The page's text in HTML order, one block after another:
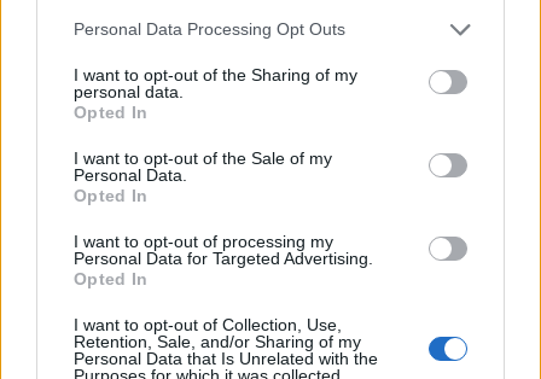
Please note that this website/app uses one or more Google
not limited to your visit or usage behaviour. You may click to
grant or deny consent to Google and its third-party tags to
use your data for below specified purposes in below Google
consent section.
Personal Data Processing Opt Outs
I want to opt-out of the Sharing of my
personal data.
Opted In
I want to opt-out of the Sale of my
Personal Data.
Opted In
I want to opt-out of processing my
Personal Data for Targeted Advertising.
Opted In
I want to opt-out of Collection, Use,
Retention, Sale, and/or Sharing of my
Personal Data that Is Unrelated with the
Purposes for which it was collected.
apró betűkkel van feltüntetve az olaj dobozán, nem
tűnik fel a nem mindig szakértő benzinkutasnak
sem, nem is beszélve az átlag autósról. Tehát a jó
módszer: megnézzük, mit ír a kezelési könyv, és azt a
keresni: (például) AACEA C3-12, API SN, VW 504 00
vagy 507 00, MB-Approval 229.51, BMW Longlife-04.
De a legjobb rábízni az olajcserét a
márkaszervizekre. Már csak azért is, mert a
módon kezelni, nem szennyezve a környezetet.